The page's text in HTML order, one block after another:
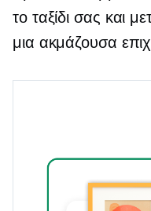
το ταξίδι σας και
μια ακμάζουσα